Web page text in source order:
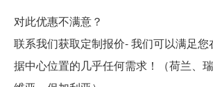
对此优惠不满意？
联系我们获取定制报价- 我们可以满足您
据中心位置的几乎任何需求！（荷兰、